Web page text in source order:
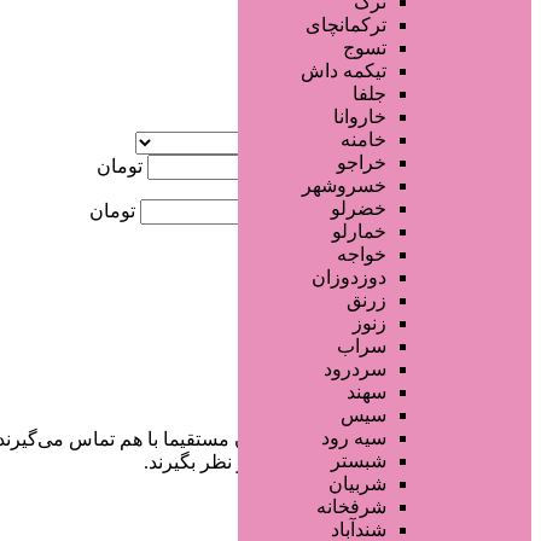
ترکمانچای
تسوج
تیکمه داش
جلفا
خاروانا
خامنه
خراجو
خسروشهر
خضرلو
خمارلو
خواجه
دوزدوزان
زرنق
زنوز
سراب
سردرود
سهند
سیس
سیه رود
شبستر
شربیان
شرفخانه
شندآباد
آگهی ویژه
کمترین قیمت
تومان
بیشترین قیمت تومان
در سایت تبلیغاتی مرکز زیبایی کاربران مستقیما با هم تماس
خودشان جنبه‌های مختلف امنیتی را در نظر بگیرند.